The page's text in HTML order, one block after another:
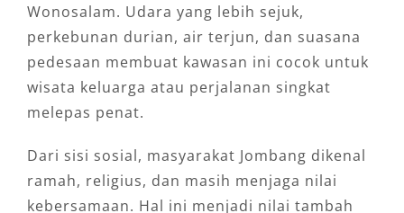
Wonosalam. Udara yang lebih sejuk,
perkebunan durian, air terjun, dan suasana
pedesaan membuat kawasan ini cocok untuk
wisata keluarga atau perjalanan singkat
melepas penat.
Dari sisi sosial, masyarakat Jombang dikenal
ramah, religius, dan masih menjaga nilai
kebersamaan. Hal ini menjadi nilai tambah